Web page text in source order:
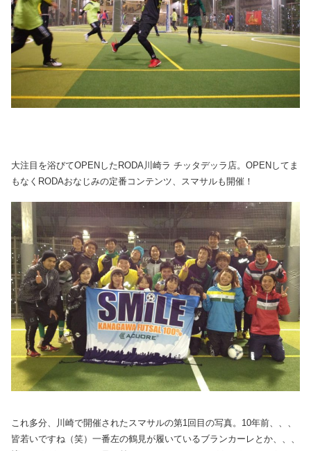
大注目を浴びてOPENしたRODA川崎ラ チッタデッラ店。OPENしてま
もなくRODAおなじみの定番コンテンツ、スマサルも開催！
これ多分、川崎で開催されたスマサルの第1回目の写真。10年前、、、
皆若いですね（笑）一番左の鶴見が履いているブランカーレとか、、、